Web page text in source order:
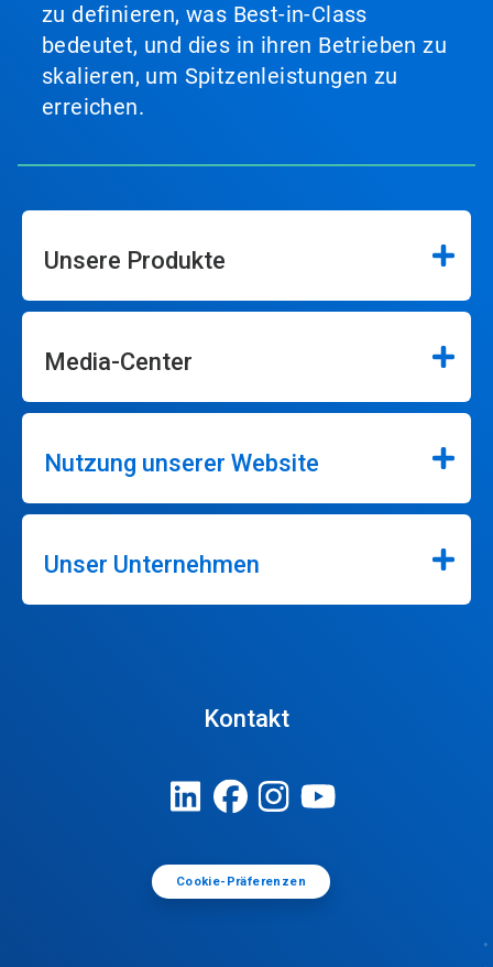
zu definieren, was Best-in-Class
bedeutet, und dies in ihren Betrieben zu
skalieren, um Spitzenleistungen zu
erreichen.
Unsere Produkte
Media-Center
Nutzung unserer Website
Unser Unternehmen
Kontakt
Cookie-Präferenzen